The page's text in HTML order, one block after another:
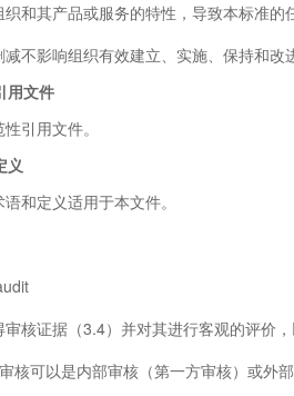
和其产品或服务的特性，导致本标准的
不影响组织有效建立、实施、保持和改
用文件
引用文件。
义
和定义适用于本文件。
核证据（3.4）并对其进行客观的评价，
可以是内部审核（第一方审核）或外部